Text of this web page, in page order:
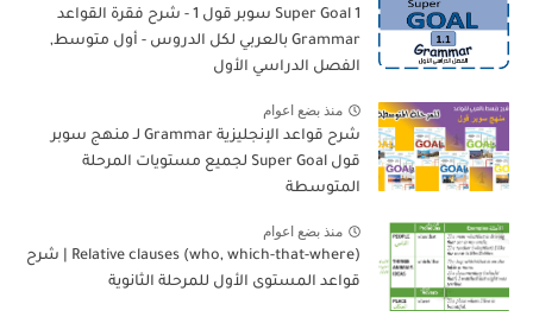
Super Goal 1 سوبر قول 1 - شرح فقرة القواعد
Grammar بالعربي لكل الدروس - أول متوسط,
الفصل الدراسي الأول
منذ بضع اعوام
شرح قواعد الإنجليزية Grammar لـ منهج سوبر
قول Super Goal لجميع مستويات المرحلة
المتوسطة
منذ بضع اعوام
Relative clauses (who, which-that-where) | شرح
قواعد المستوى الأول للمرحلة الثانوية